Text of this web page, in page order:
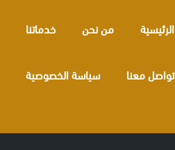
الرئيسية من نحن خدماتنا
تواصل معنا سياسة الخصوصية